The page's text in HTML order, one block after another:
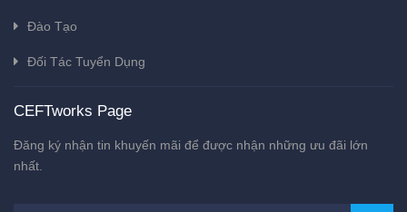
Đào Tạo
Đối Tác Tuyển Dụng
CEFTworks Page
Đăng ký nhận tin khuyến mãi để được nhận những ưu đãi lớn
nhất.